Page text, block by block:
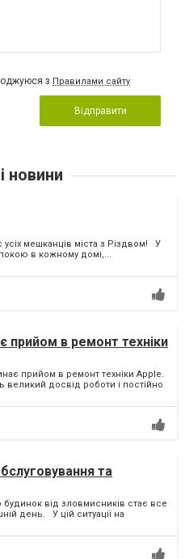
з Правилами сайту
Відправити
новини
усіх мешканців міста з Різдвом! У
в кожному домі,...
прийом в ремонт техніки
прийом в ремонт техніки Apple.
великий досвід роботи і постійно
та
від зловмисників стає все
день. У цій ситуації на